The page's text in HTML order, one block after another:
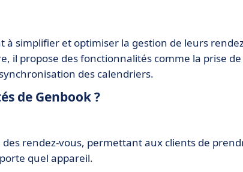
simplifier et optimiser la gestion de leurs
il propose des fonctionnalités comme la prise de
des calendriers.
de Genbook ?
rendez-vous, permettant aux clients de
quel appareil.